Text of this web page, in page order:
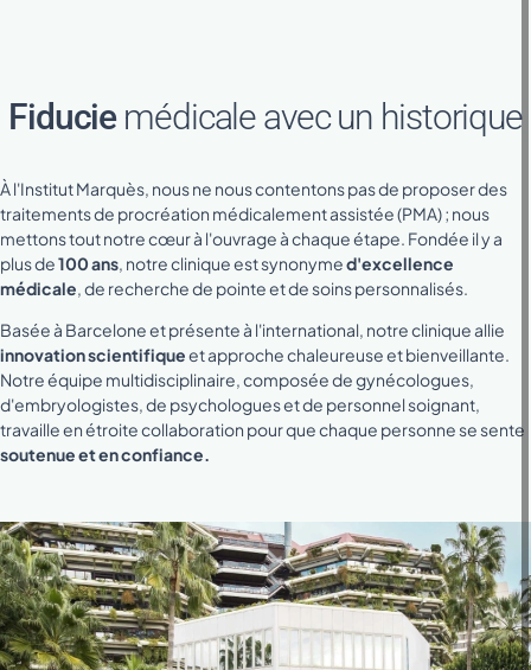
Fiducie médicale avec un historique
À l'Institut Marquès, nous ne nous contentons pas de proposer des
traitements de procréation médicalement assistée (PMA) ; nous
mettons tout notre cœur à l'ouvrage à chaque étape. Fondée il y a
plus de100 ans, notre clinique est synonymed'excellence
médicale, de recherche de pointe et de soins personnalisés.
Basée à Barcelone et présente à l'international, notre clinique allie
innovation scientifiqueet approche chaleureuse et bienveillante.
Notre équipe multidisciplinaire, composée de gynécologues,
d'embryologistes, de psychologues et de personnel soignant,
travaille en étroite collaboration pour que chaque personne se sente
soutenue et en confiance.